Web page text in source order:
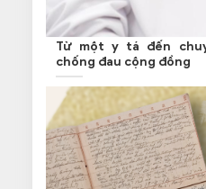
Từ một y tá đến
chống đau cộng đồng